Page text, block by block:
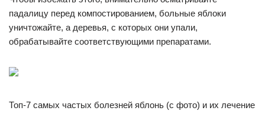
падалицу перед компостированием, больные яблоки
уничтожайте, а деревья, с которых они упали,
обрабатывайте соответствующими препаратами.
Топ-7 самых частых болезней яблонь (с фото) и их лечение